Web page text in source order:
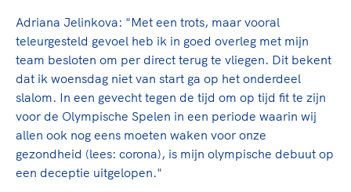
hier richting aan en is dus een belangrijk
onderdeel van het clubbeleid rondom gewenst en
ongewenst gedrag.
Lees verder
Adriana Jelinkova: "Met een trots, maar vooral
teleurgesteld gevoel heb ik in goed overleg met mijn
team besloten om per direct terug te vliegen. Dit bekent
dat ik woensdag niet van start ga op het onderdeel
slalom. In een gevecht tegen de tijd om op tijd fit te zijn
voor de Olympische Spelen in een periode waarin wij
allen ook nog eens moeten waken voor onze
gezondheid (lees: corona), is mijn olympische debuut op
een deceptie uitgelopen."